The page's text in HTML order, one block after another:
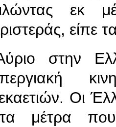
εκ
είπε
στην
Οι
μέτρα